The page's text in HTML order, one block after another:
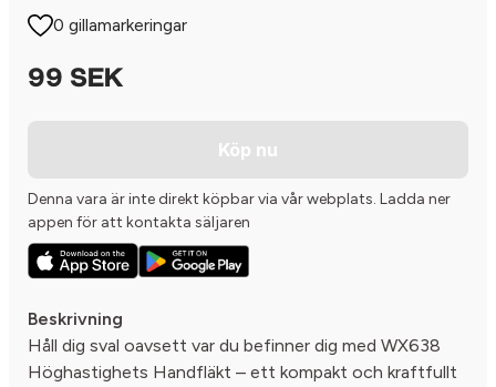
0 gillamarkeringar
99 SEK
Köp nu
Denna vara är inte direkt köpbar via vår webplats. Ladda ner
appen för att kontakta säljaren
Beskrivning
Håll dig sval oavsett var du befinner dig med WX638
Höghastighets Handfläkt – ett kompakt och kraftfullt